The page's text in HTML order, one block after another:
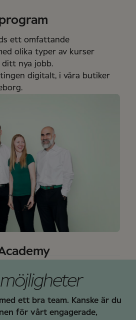
ett omfattande
olika typer av kurser
nya jobb.
digitalt, i våra butiker
möjligheter
ett bra team. Kanske är du
för vårt engagerade,